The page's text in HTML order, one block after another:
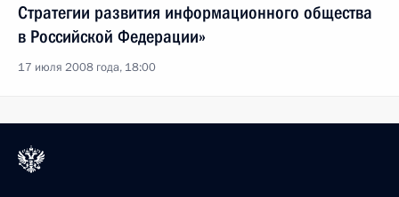
Стратегии развития информационного общества
в Российской Федерации»
17 июля 2008 года, 18:00